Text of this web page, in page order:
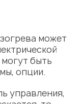
может
быть
опции.
управления,